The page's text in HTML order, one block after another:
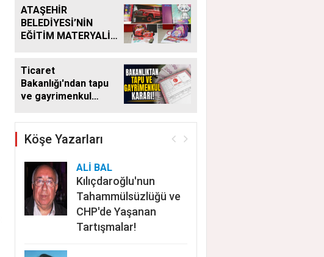
ATAŞEHİR
BELEDİYESİ’NİN
EĞİTİM MATERYALİ
SÜRÜYOR
Ticaret
Bakanlığı'ndan tapu
ve gayrimenkul
atlayan satış
yapamayacak
Köşe Yazarları
ALİ BAL
Kılıçdaroğlu'nun
Tahammülsüzlüğü ve
CHP'de Yaşanan
Tartışmalar!